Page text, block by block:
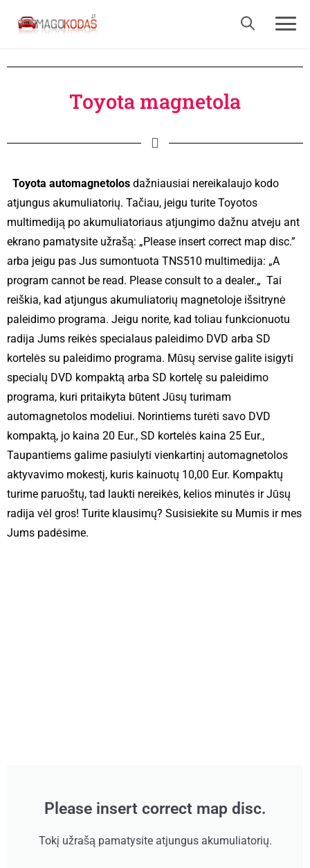
Toyota magnetola
Toyota automagnetolos dažniausiai nereikalaujo kodo
atjungus akumuliatorių. Tačiau, jeigu turite Toyotos
multimediją po akumuliatoriaus atjungimo dažnu atveju ant
ekrano pamatysite užrašą: „Please insert correct map disc.”
arba jeigu pas Jus sumontuota TNS510 multimedija: „A
program cannot be read. Please consult to a dealer.„ Tai
reiškia, kad atjungus akumuliatorių magnetoloje išsitrynė
paleidimo programa. Jeigu norite, kad toliau funkcionuotu
radija Jums reikės specialaus paleidimo DVD arba SD
kortelės su paleidimo programa. Mūsų servise galite isigyti
specialų DVD kompaktą arba SD kortelę su paleidimo
programa, kuri pritaikyta būtent Jūsų turimam
automagnetolos modeliui. Norintiems turėti savo DVD
kompaktą, jo kaina 20 Eur., SD kortelės kaina 25 Eur.,
Taupantiems galime pasiulyti vienkartinį automagnetolos
aktyvavimo mokestį, kuris kainuotų 10,00 Eur. Kompaktų
turime paruoštų, tad laukti nereikės, kelios minutės ir Jūsų
radija vėl gros! Turite klausimų? Susisiekite su Mumis ir mes
Jums padėsime.
Please insert correct map disc.
Tokį užrašą pamatysite atjungus akumuliatorių.